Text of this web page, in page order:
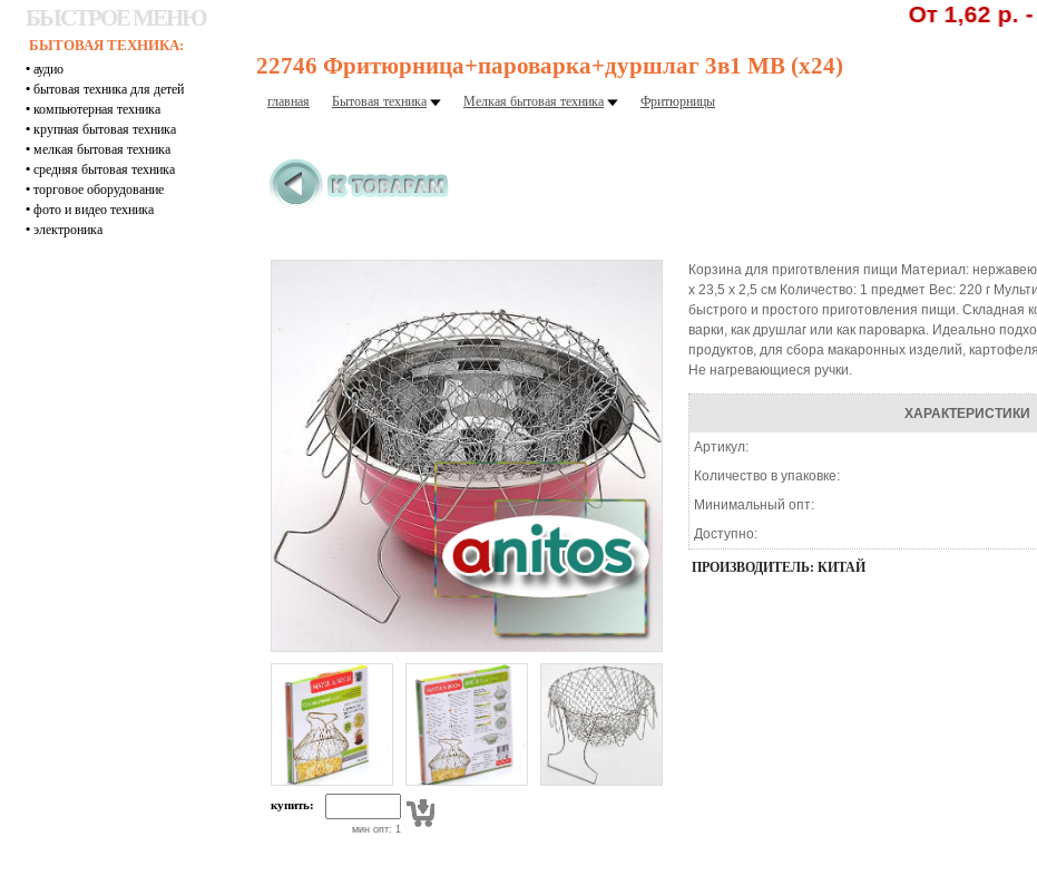
БЫСТРОЕ МЕНЮ
БЫТОВАЯ ТЕХНИКА:
• аудио
• бытовая техника для детей
• компьютерная техника
• крупная бытовая техника
• мелкая бытовая техника
• средняя бытовая техника
• торговое оборудование
• фото и видео техника
• электроника
От 1,62 р. -
22746 Фритюрница+пароварка+дуршлаг 3в1 МВ (х24)
главная Бытовая техника Мелкая бытовая техника Фритюрницы
Корзина для приготвления пищи Материал:
x 23,5 x 2,5 см Количество: 1 предмет Вес: 220 г
быстрого и простого приготовления пищи. Складная
варки, как друшлаг или как пароварка. Идеально
продуктов, для сбора макаронных изделий,
Не нагревающиеся ручки.
ХАРАКТЕРИСТИКИ
Артикул:
Количество в упаковке:
Минимальный опт:
Доступно:
ПРОИЗВОДИТЕЛЬ: КИТАЙ
купить:
мин опт: 1